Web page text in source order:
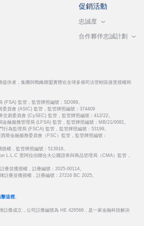
促銷活動
忠誠度
合作夥伴忠誠計劃
供者，集團與戰略聯盟實體在全球多個司法管轄區接受授權和
(FSA) 監管，監管牌照編號：SD089。
委員會 (ASIC) 監管，監管牌照編號：374409
易委員會 (CySEC) 監管，監管牌照編號：412/22。
融服務管理局 (LFSA) 監管，監管牌照編號：MB/21/0081。
為監理局 (FSCA) 監管，監管牌照編號：53199。
斯金融服務委員會（FSC）監管，監管牌照編號：
權，監管牌照編號：513918。
L.L.C 受阿拉伯聯合大公國證券與商品管理局（CMA）監管，
冊並獲授權，註冊編號：2025-00114。
註冊並獲授權，註冊編號：27216 BC 2025。
擊這裡。
註冊成立，公司註冊編號為 HE 426566，是一家金融科技解決